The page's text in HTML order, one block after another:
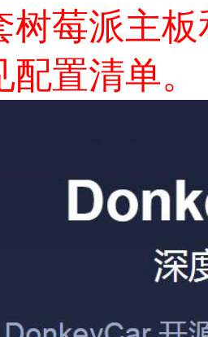
树莓派主
置清单。